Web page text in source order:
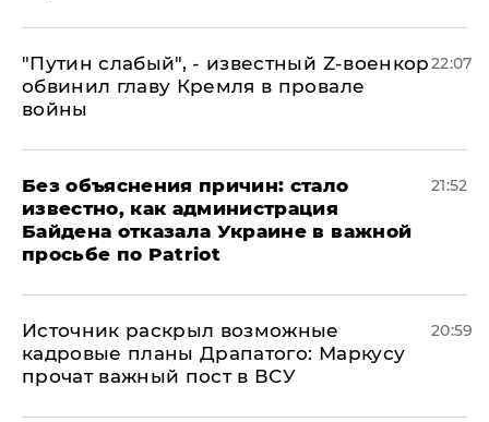
​"Путин слабый", - известный Z-военкор
обвинил главу Кремля в провале
войны
22:07
Без объяснения причин: стало
известно, как администрация
Байдена отказала Украине в важной
просьбе по Patriot
21:52
​Источник раскрыл возможные
кадровые планы Драпатого: Маркусу
прочат важный пост в ВСУ
20:59